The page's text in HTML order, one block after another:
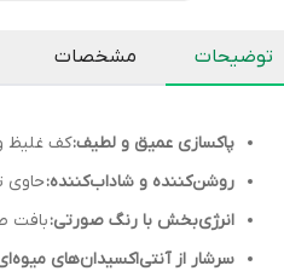
توضیحات مشخصات
پاکسازی عمیق و لطیف:کف غلیظ
روشن‌کننده و شاداب‌کننده:حاوی
انرژی‌بخش با رنگ صورتی:بافت
سرشار از آنتی‌اکسیدان‌های